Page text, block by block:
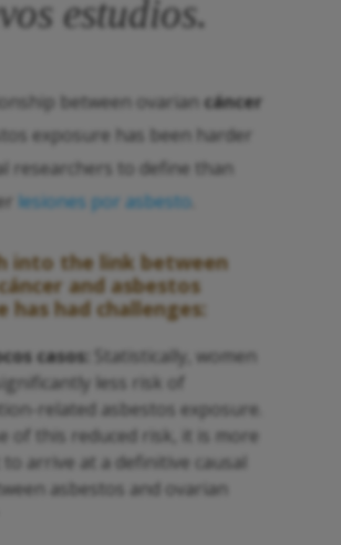
estudios.
between ovarian cáncer
exposure has been harder
researchers to define than
lesiones por asbesto
into the link between
and asbestos
has had challenges:
casos:
Statistically, women
less risk of
related asbestos exposure.
of this reduced risk, it is more
arrive at a definitive causal
asbestos and ovarian